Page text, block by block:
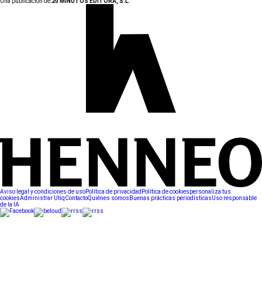
Aviso legal y condiciones de usoPolítica de privacidad Política de cookiespersonaliza tus
cookiesAdministrar UtiqContactoQuiénes somos Buenas prácticas periodísticasUso responsable
de la IA